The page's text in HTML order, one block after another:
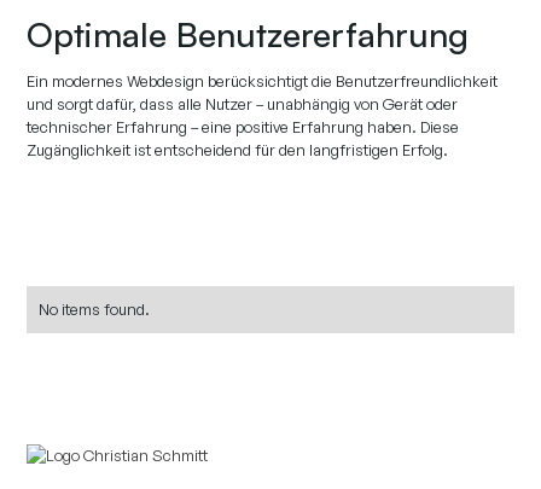
Optimale Benutzererfahrung
Ein modernes Webdesign berücksichtigt die Benutzerfreundlichkeit
und sorgt dafür, dass alle Nutzer – unabhängig von Gerät oder
technischer Erfahrung – eine positive Erfahrung haben. Diese
Zugänglichkeit ist entscheidend für den langfristigen Erfolg.
No items found.